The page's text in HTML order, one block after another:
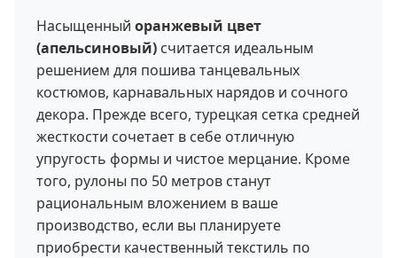
Насыщенный оранжевый цвет
(апельсиновый) считается идеальным
решением для пошива танцевальных
костюмов, карнавальных нарядов и сочного
декора. Прежде всего, турецкая сетка средней
жесткости сочетает в себе отличную
упругость формы и чистое мерцание. Кроме
того, рулоны по 50 метров станут
рациональным вложением в ваше
производство, если вы планируете
приобрести качественный текстиль по